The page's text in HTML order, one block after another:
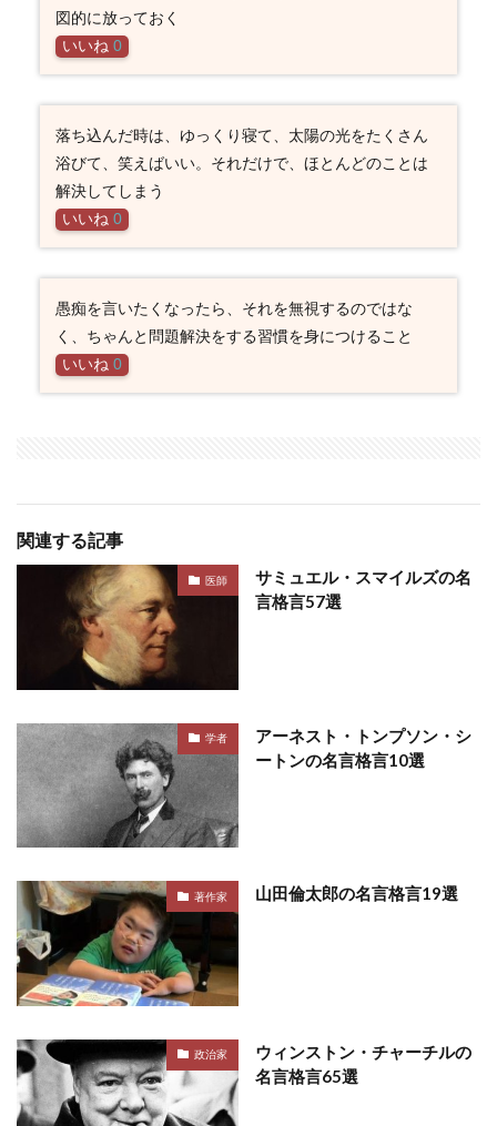
図的に放っておく
いいね 0
落ち込んだ時は、ゆっくり寝て、太陽の光をたくさん
浴びて、笑えばいい。それだけで、ほとんどのことは
解決してしまう
いいね 0
愚痴を言いたくなったら、それを無視するのではな
く、ちゃんと問題解決をする習慣を身につけること
いいね 0
関連する記事
医師
サミュエル・スマイルズの名
言格言57選
学者
アーネスト・トンプソン・シ
ートンの名言格言10選
著作家 山田倫太郎の名言格言19選
政治家
ウィンストン・チャーチルの
名言格言65選